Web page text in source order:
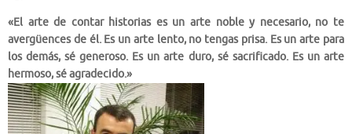
«El arte de contar historias es un arte noble y necesario, no te
avergüences de él. Es un arte lento, no tengas prisa. Es un arte para
los demás, sé generoso. Es un arte duro, sé sacrificado. Es un arte
hermoso, sé agradecido.»